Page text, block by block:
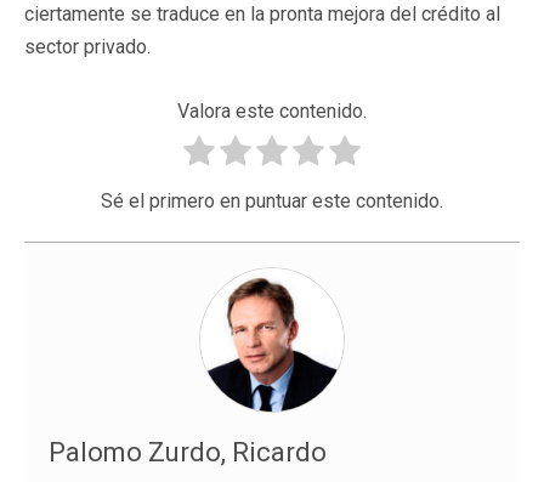
ciertamente se traduce en la pronta mejora del crédito al
sector privado.
Valora este contenido.
Sé el primero en puntuar este contenido.
Palomo Zurdo, Ricardo